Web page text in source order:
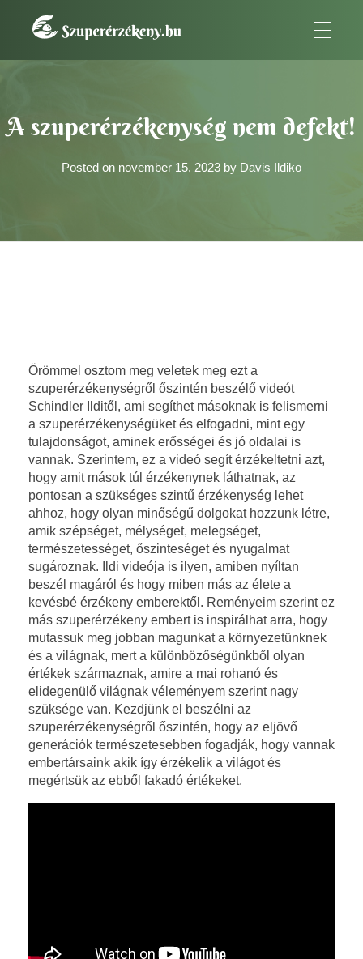
A szuperérzékenység nem defekt!
Posted on november 15, 2023 by Davis Ildiko
A
s
z
u
p
e
r
é
r
z
é
k
e
n
Örömmel osztom meg veletek meg ezt a
szuperérzékenységről őszintén beszélő videót
Schindler Ilditől, ami segíthet másoknak is felismerni
a szuperérzékenységüket és elfogadni, mint egy
tulajdonságot, aminek erősségei és jó oldalai is
vannak. Szerintem, ez a videó segít érzékeltetni azt,
hogy amit mások túl érzékenynek láthatnak, az
pontosan a szükséges szintű érzékenység lehet
ahhoz, hogy olyan minőségű dolgokat hozzunk létre,
amik szépséget, mélységet, melegséget,
természetességet, őszinteséget és nyugalmat
sugároznak. Ildi videója is ilyen, amiben nyíltan
beszél magáról és hogy miben más az élete a
kevésbé érzékeny emberektől. Reményeim szerint ez
más szuperérzékeny embert is inspirálhat arra, hogy
mutassuk meg jobban magunkat a környezetünknek
és a világnak, mert a különbözőségünkből olyan
értékek származnak, amire a mai rohanó és
elidegenülő világnak véleményem szerint nagy
szüksége van. Kezdjünk el beszélni az
szuperérzékenységről őszintén, hogy az eljövő
generációk természetesebben fogadják, hogy vannak
embertársaink akik így érzékelik a világot és
megértsük az ebből fakadó értékeket.